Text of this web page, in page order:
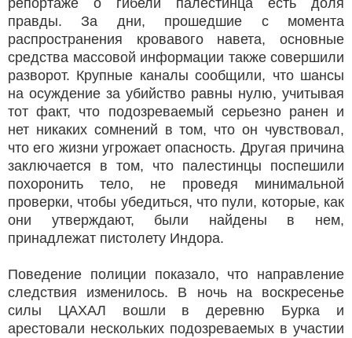
репортаже о гибели палестинца есть доля
правды. За дни, прошедшие с момента
распространения кровавого навета, основные
средства массовой информации также совершили
разворот. Крупные каналы сообщили, что шансы
на осуждение за убийство равны нулю, учитывая
тот факт, что подозреваемый серьезно ранен и
нет никаких сомнений в том, что он чувствовал,
что его жизни угрожает опасность. Другая причина
заключается в том, что палестинцы поспешили
похоронить тело, не проведя минимальной
проверки, чтобы убедиться, что пули, которые, как
они утверждают, были найдены в нем,
принадлежат пистолету Индора.
Поведение полиции показало, что направление
следствия изменилось. В ночь на воскресенье
силы ЦАХАЛ вошли в деревню Бурка и
арестовали нескольких подозреваемых в участии